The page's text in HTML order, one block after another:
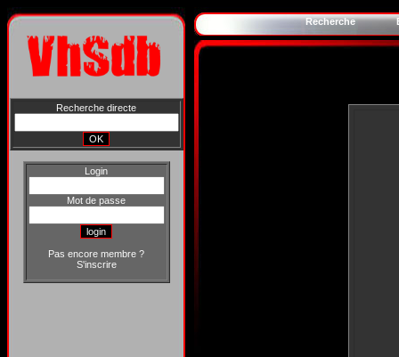
Recherche directe
Login
Mot de passe
Pas encore membre ?
S'inscrire
Recherche